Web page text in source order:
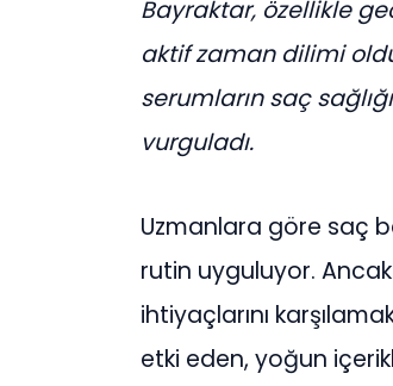
Bayraktar, özellikle
aktif zaman dilimi
serumların saç
vurguladı.
Uzmanlara göre saç
rutin uyguluyor.
ihtiyaçlarını
etki eden, yoğun